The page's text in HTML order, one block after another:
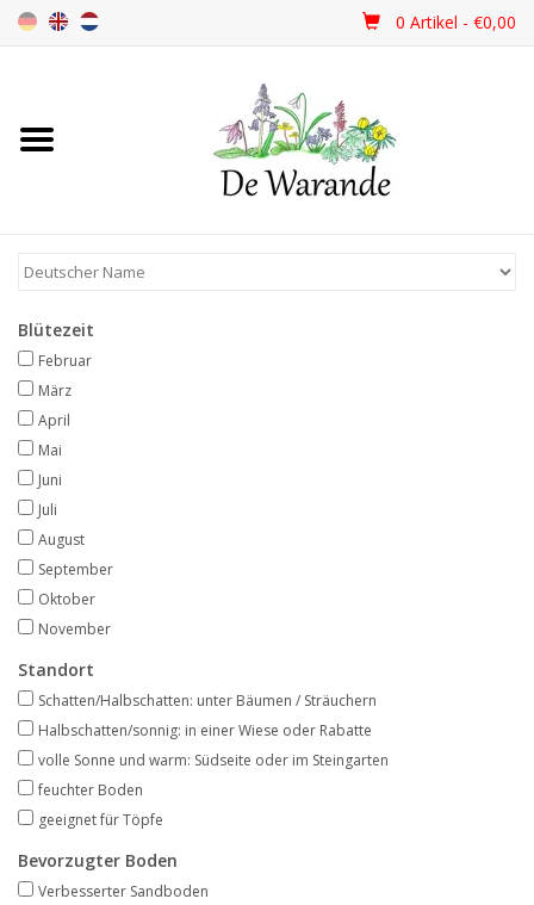
0 Artikel - €0,00
Startseite
Frühjahrsblüher
Sommerblüher
Herbstblüher
Schattenpflanzen
Angebote
Bodenverbesserung
SONSTIGE PRODUKTE
Beratung
Unser Garten!
Starke Zwiebel Tage
Blütezeit
Februar
März
April
Mai
Juni
Juli
August
September
Oktober
November
Standort
Schatten/Halbschatten: unter Bäumen / Sträuchern
Halbschatten/sonnig: in einer Wiese oder Rabatte
volle Sonne und warm: Südseite oder im Steingarten
feuchter Boden
geeignet für Töpfe
Bevorzugter Boden
Verbesserter Sandboden